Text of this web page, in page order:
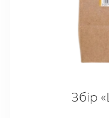
Збір